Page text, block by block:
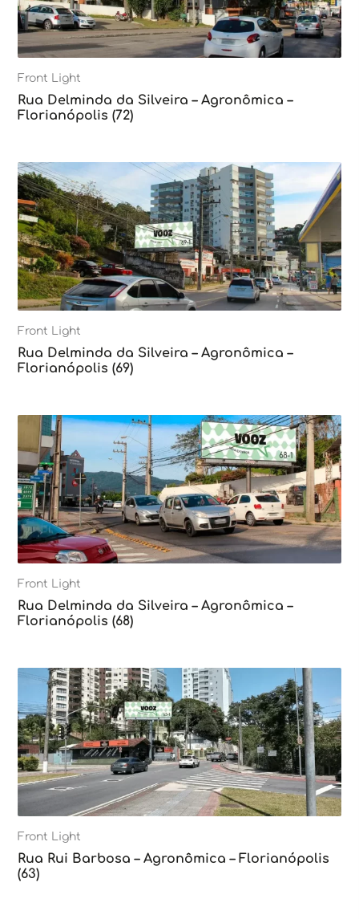
Front Light
Rua Delminda da Silveira – Agronômica –
Florianópolis (72)
Front Light
Rua Delminda da Silveira – Agronômica –
Florianópolis (69)
Front Light
Rua Delminda da Silveira – Agronômica –
Florianópolis (68)
Front Light
Rua Rui Barbosa – Agronômica – Florianópolis
(63)